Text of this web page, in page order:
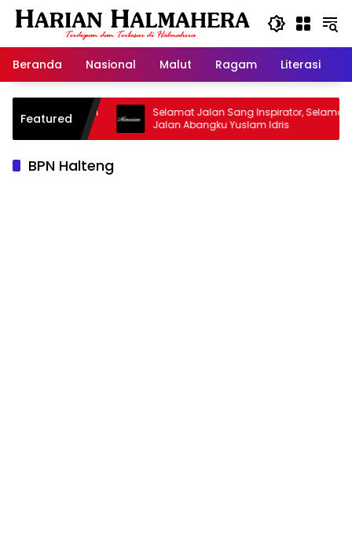
Langsung
Beranda
Nasional Malut Ragam Literasi
Featured
Warisan
Selamat Jalan Sang Inspirator, Selamat
Jalan Abangku Yuslam Idris
BPN Halteng